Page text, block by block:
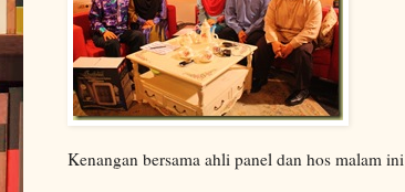
Kenangan bersama ahli panel dan hos malam ini